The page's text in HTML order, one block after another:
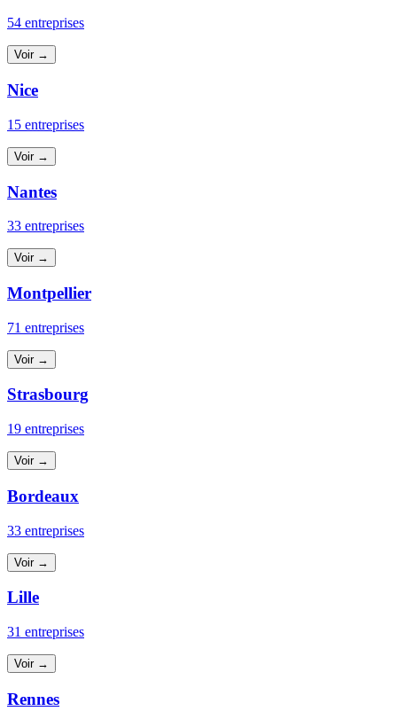
54 entreprises
Voir →
Nice
15 entreprises
Voir →
Nantes
33 entreprises
Voir →
Montpellier
71 entreprises
Voir →
Strasbourg
19 entreprises
Voir →
Bordeaux
33 entreprises
Voir →
Lille
31 entreprises
Voir →
Rennes